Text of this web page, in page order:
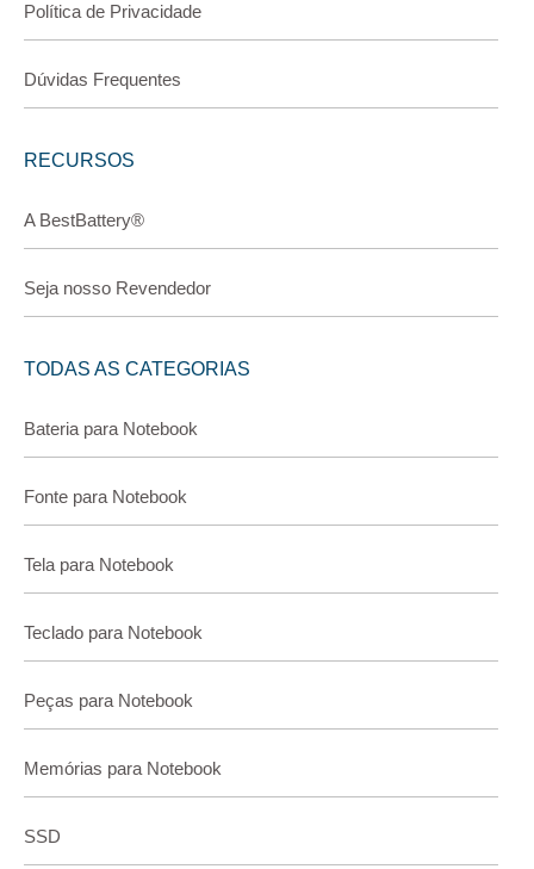
Política de Privacidade
Dúvidas Frequentes
RECURSOS
A BestBattery®
Seja nosso Revendedor
TODAS AS CATEGORIAS
Bateria para Notebook
Fonte para Notebook
Tela para Notebook
Teclado para Notebook
Peças para Notebook
Memórias para Notebook
SSD